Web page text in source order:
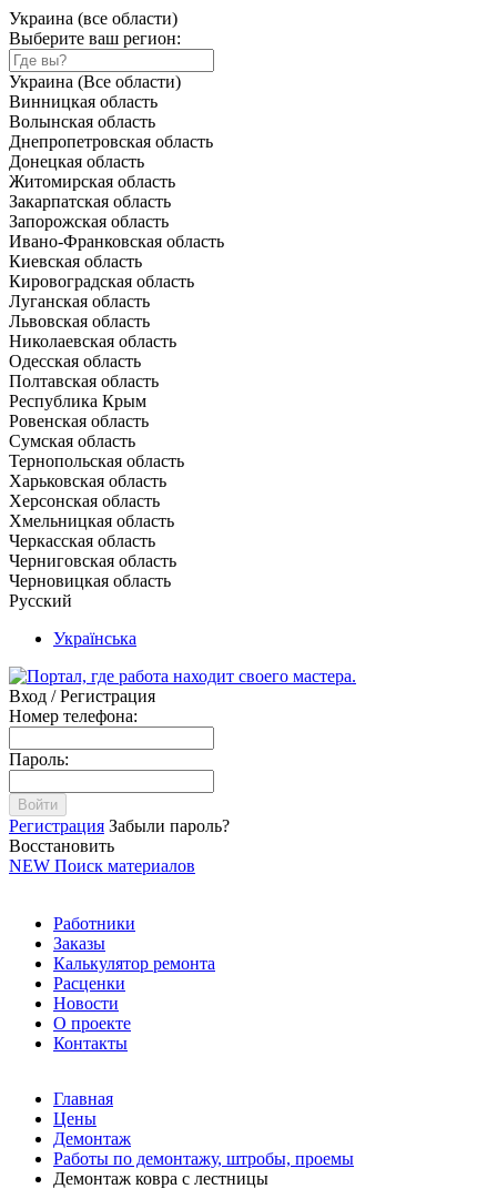
Украина (все области)
Выберите ваш регион:
Украина (Все области)
Винницкая область
Волынская область
Днепропетровская область
Донецкая область
Житомирская область
Закарпатская область
Запорожская область
Ивано-Франковская область
Киевская область
Кировоградская область
Луганская область
Львовская область
Николаевская область
Одесская область
Полтавская область
Республика Крым
Ровенская область
Сумская область
Тернопольская область
Харьковская область
Херсонская область
Хмельницкая область
Черкасская область
Черниговская область
Черновицкая область
Русский
Українська
Вход / Регистрация
Номер телефона:
Пароль:
Войти
Регистрация Забыли пароль?
Восстановить
NEW Поиск материалов
Работники
Заказы
Калькулятор ремонта
Расценки
Новости
О проекте
Контакты
Главная
Цены
Демонтаж
Работы по демонтажу, штробы, проемы
Демонтаж ковра с лестницы